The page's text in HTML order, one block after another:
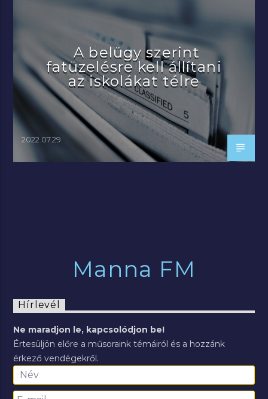
A belügy szerint
fatüzelésre kell állítani
az iskolákat télre
2022.07.29.
Manna FM
Hírlevél
Ne maradjon le, kapcsolódjon be!
Értesüljön előre a műsoraink témáiról és a hozzánk
érkező vendégekről.